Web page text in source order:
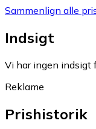
Sammenlign alle
Indsigt
Vi har ingen indsigt
Reklame
Prishistorik